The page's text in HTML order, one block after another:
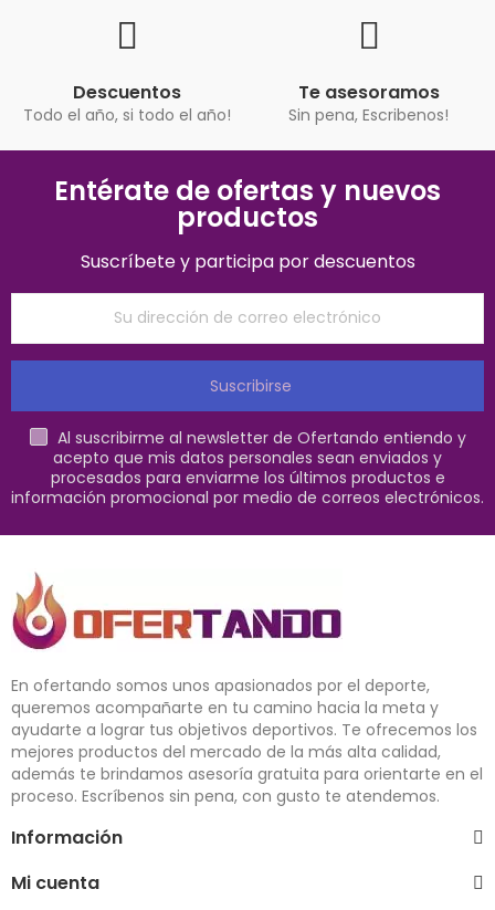
Descuentos
Todo el año, si todo el año!
Te asesoramos
Sin pena, Escribenos!
Entérate de ofertas y nuevos
productos
Suscríbete y participa por descuentos
Suscribirse
Al suscribirme al newsletter de Ofertando entiendo y
acepto que mis datos personales sean enviados y
procesados para enviarme los últimos productos e
información promocional por medio de correos electrónicos.
En ofertando somos unos apasionados por el deporte,
queremos acompañarte en tu camino hacia la meta y
ayudarte a lograr tus objetivos deportivos. Te ofrecemos los
mejores productos del mercado de la más alta calidad,
además te brindamos asesoría gratuita para orientarte en el
proceso. Escríbenos sin pena, con gusto te atendemos.
Información
Mi cuenta